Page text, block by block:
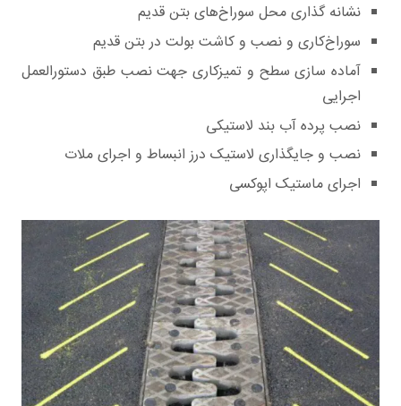
نشانه گذاری محل سوراخ‌های بتن قدیم
سوراخ‌کاری و نصب و کاشت بولت در بتن قدیم
آماده سازی سطح و تمیزکاری جهت نصب طبق دستورالعمل
اجرایی
نصب پرده آب بند لاستیکی
نصب و جایگذاری لاستیک درز انبساط و اجرای ملات
اجرای ماستیک اپوکسی